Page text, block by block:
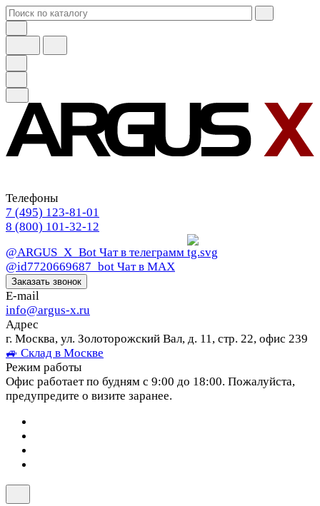
Телефоны
7 (495) 123-81-01
8 (800) 101-32-12
@ARGUS_X_Bot Чат в телеграмм
@id7720669687_bot Чат в МАХ
Заказать звонок
E-mail
info@argus-x.ru
Адрес
г. Москва, ул. Золоторожский Вал, д. 11, стр. 22, офис 239
🚙 Склад в Москве
Режим работы
Офис работает по будням с 9:00 до 18:00. Пожалуйста,
предупредите о визите заранее.